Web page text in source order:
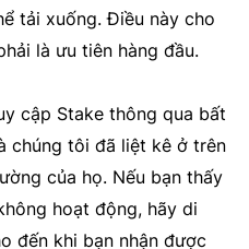
tải xuống. Điều này cho
là ưu tiên hàng đầu.
cập Stake thông qua bất
chúng tôi đã liệt kê ở trên
của họ. Nếu bạn thấy
hoạt động, hãy di
đến khi bạn nhận được